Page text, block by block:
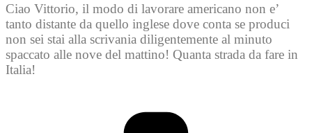
Ciao Vittorio, il modo di lavorare americano non e’
tanto distante da quello inglese dove conta se produci
non sei stai alla scrivania diligentemente al minuto
spaccato alle nove del mattino! Quanta strada da fare in
Italia!